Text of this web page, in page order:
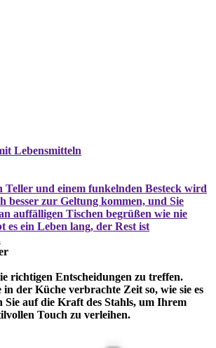
Lebensmitteln
Teller und einem funkelnden Besteck wird
besser zur Geltung kommen, und Sie
auffälligen Tischen begrüßen wie nie
es ein Leben lang, der Rest ist
richtigen Entscheidungen zu treffen.
in der Küche verbrachte Zeit so, wie sie es
Sie auf die Kraft des Stahls, um Ihrem
Touch zu verleihen.